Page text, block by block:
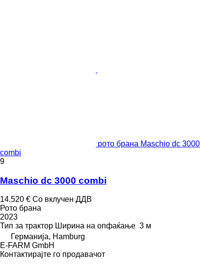
рото брана Maschio dc 3000
combi
9
Maschio dc 3000 combi
14.520 € Со вклучен ДДВ
Рото брана
2023
Тип за трактор Ширина на опфаќање 3 м
Германија, Hamburg
E-FARM GmbH
Контактирајте го продавачот